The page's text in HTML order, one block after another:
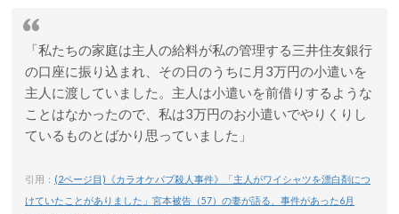
「私たちの家庭は主人の給料が私の管理する三井住友銀行
の口座に振り込まれ、その日のうちに月3万円の小遣いを
主人に渡していました。主人は小遣いを前借りするような
ことはなかったので、私は3万円のお小遣いでやりくりし
ているものとばかり思っていました」
引用： (2ページ目)《カラオケパブ殺人事件》「主人がワイシャツを漂白剤につ
けていたことがありました」宮本被告（57）の妻が語る、事件があった6月